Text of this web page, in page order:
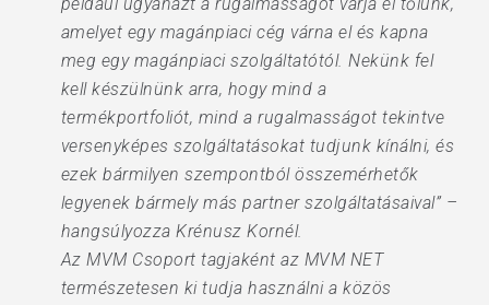
amelyet egy magánpiaci cég várna el és kapna
meg egy magánpiaci szolgáltatótól. Nekünk fel
kell készülnünk arra, hogy mind a
termékportfoliót, mind a rugalmasságot tekintve
versenyképes szolgáltatásokat tudjunk kínálni, és
ezek bármilyen szempontból összemérhetők
legyenek bármely más partner szolgáltatásaival” –
hangsúlyozza Krénusz Kornél.
Az MVM Csoport tagjaként az MVM NET
természetesen ki tudja használni a közös